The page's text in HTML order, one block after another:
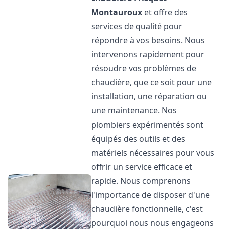
Montauroux et offre des
services de qualité pour
répondre à vos besoins. Nous
intervenons rapidement pour
résoudre vos problèmes de
chaudière, que ce soit pour une
installation, une réparation ou
une maintenance. Nos
plombiers expérimentés sont
équipés des outils et des
matériels nécessaires pour vous
offrir un service efficace et
rapide. Nous comprenons
l'importance de disposer d'une
chaudière fonctionnelle, c'est
pourquoi nous nous engageons